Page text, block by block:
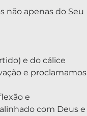
não apenas do Seu
e do cálice
e proclamamos
e
com Deus e